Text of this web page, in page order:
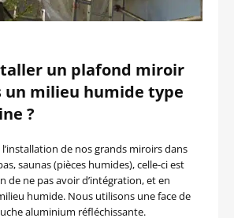
un plafond miroir
un milieu humide type
?
de nos grands miroirs dans
saunas (pièces humides), celle-ci est
de ne pas avoir d’intégration, et en
humide. Nous utilisons une face de
aluminium réfléchissante.